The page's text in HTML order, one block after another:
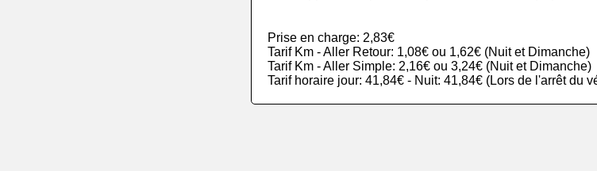
Prise en charge: 2,83€
Tarif Km - Aller Retour: 1,08€ ou 1,62€ (Nuit et Dimanche)
Tarif Km - Aller Simple: 2,16€ ou 3,24€ (Nuit et Dimanche)
Tarif horaire jour: 41,84€ - Nuit: 41,84€ (Lors de l'arrêt du